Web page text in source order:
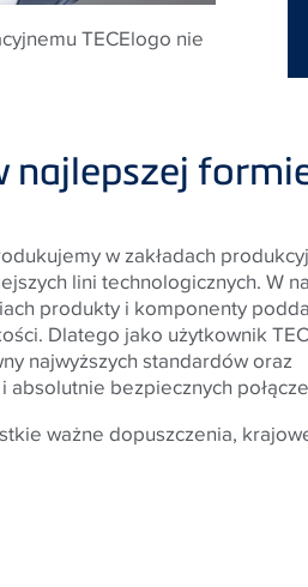
TECElogo nie
najlepszej
w zakładach
lini technologicznych. W
produkty i komponenty
Dlatego jako użytkownik
najwyższych standardów oraz
absolutnie bezpiecznych
ważne dopuszczenia,